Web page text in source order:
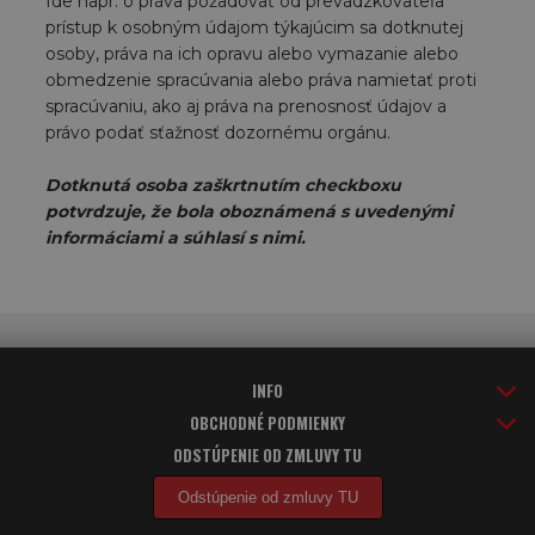
prístup k osobným údajom týkajúcim sa dotknutej
osoby, práva na ich opravu alebo vymazanie alebo
obmedzenie spracúvania alebo práva namietať proti
spracúvaniu, ako aj práva na prenosnosť údajov a
právo podať sťažnosť dozornému orgánu.
Dotknutá osoba zaškrtnutím checkboxu
potvrdzuje, že bola oboznámená s uvedenými
informáciami a súhlasí s nimi.
INFO
OBCHODNÉ PODMIENKY
ODSTÚPENIE OD ZMLUVY TU
Odstúpenie od zmluvy TU